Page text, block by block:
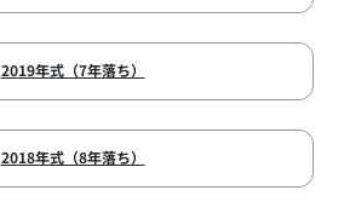
2019年式（7年落ち）
2018年式（8年落ち）